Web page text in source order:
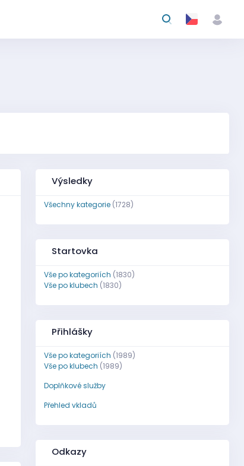
Výsledky
Všechny kategorie (1728)
Startovka
Vše po kategoriích (1830)
Vše po klubech (1830)
Přihlášky
Vše po kategoriích (1989)
Vše po klubech (1989)
Doplňkové služby
Přehled vkladů
Odkazy